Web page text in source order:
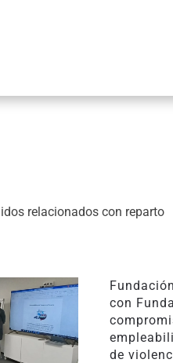
relacionados con reparto
con
de